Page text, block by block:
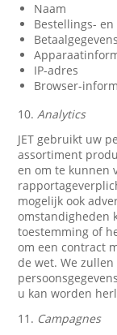
Naam
Bestellings-
Betaalgegevens
IP-adres
Browser-
10.Analytics
JET gebruikt uw
assortiment
en om te kunnen
mogelijk ook
omstandigheden
toestemming of
om een contract
de wet. We
u kan worden
11. Campagnes